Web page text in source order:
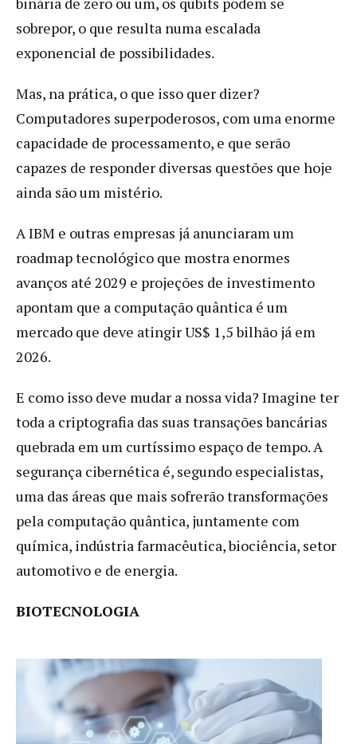
sobrepor, o que resulta numa escalada
exponencial de possibilidades.
Mas, na prática, o que isso quer dizer?
Computadores superpoderosos, com uma enorme
capacidade de processamento, e que serão
capazes de responder diversas questões que hoje
ainda são um mistério.
A IBM e outras empresas já anunciaram um
roadmap tecnológico que mostra enormes
avanços até 2029 e projeções de investimento
apontam que a computação quântica é um
mercado que deve atingir US$ 1,5 bilhão já em
2026.
E como isso deve mudar a nossa vida? Imagine ter
toda a criptografia das suas transações bancárias
quebrada em um curtíssimo espaço de tempo. A
segurança cibernética é, segundo especialistas,
uma das áreas que mais sofrerão transformações
pela computação quântica, juntamente com
química, indústria farmacêutica, biociência, setor
automotivo e de energia.
BIOTECNOLOGIA